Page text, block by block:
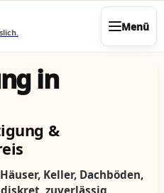
Menü
in
&
Keller, Dachböden,
zuverlässig,